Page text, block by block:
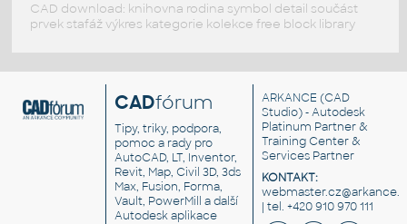
CAD download: knihovna rodina symbol detail součást
prvek stafáž výkres kategorie kolekce free block library
CADfórum
Tipy, triky, podpora,
pomoc a rady pro
AutoCAD, LT, Inventor,
Revit, Map, Civil 3D, 3ds
Max, Fusion, Forma,
Vault, PowerMill a další
Autodesk aplikace
ARKANCE (CAD
Studio) - Autodesk
Platinum Partner &
Training Center &
Services Partner
KONTAKT:
| tel. +420 910 970 111